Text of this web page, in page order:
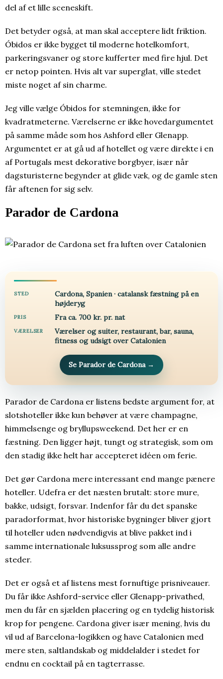
del af et lille sceneskift.
Det betyder også, at man skal acceptere lidt friktion.
Óbidos er ikke bygget til moderne hotelkomfort,
parkeringsvaner og store kufferter med fire hjul. Det
er netop pointen. Hvis alt var superglat, ville stedet
miste noget af sin charme.
Jeg ville vælge Óbidos for stemningen, ikke for
kvadratmeterne. Værelserne er ikke hovedargumentet
på samme måde som hos Ashford eller Glenapp.
Argumentet er at gå ud af hotellet og være direkte i en
af Portugals mest dekorative borgbyer, især når
dagsturisterne begynder at glide væk, og de gamle sten
får aftenen for sig selv.
Parador de Cardona
STED
Cardona, Spanien · catalansk fæstning på en
højderyg
PRIS Fra ca. 700 kr. pr. nat
VÆRELSER
Værelser og suiter, restaurant, bar, sauna,
fitness og udsigt over Catalonien
Se Parador de Cardona →
Parador de Cardona er listens bedste argument for, at
slotshoteller ikke kun behøver at være champagne,
himmelsenge og bryllupsweekend. Det her er en
fæstning. Den ligger højt, tungt og strategisk, som om
den stadig ikke helt har accepteret idéen om ferie.
Det gør Cardona mere interessant end mange pænere
hoteller. Udefra er det næsten brutalt: store mure,
bakke, udsigt, forsvar. Indenfor får du det spanske
paradorformat, hvor historiske bygninger bliver gjort
til hoteller uden nødvendigvis at blive pakket ind i
samme internationale luksussprog som alle andre
steder.
Det er også et af listens mest fornuftige prisniveauer.
Du får ikke Ashford-service eller Glenapp-privathed,
men du får en sjælden placering og en tydelig historisk
krop for pengene. Cardona giver især mening, hvis du
vil ud af Barcelona-logikken og have Catalonien med
mere sten, saltlandskab og middelalder i stedet for
endnu en cocktail på en tagterrasse.